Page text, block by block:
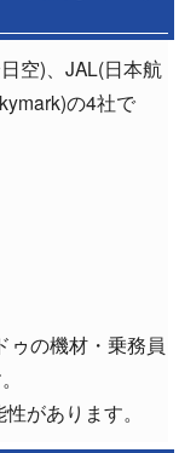
空)、JAL(日本航
の4社で
ゥの機材・乗務員
があります。